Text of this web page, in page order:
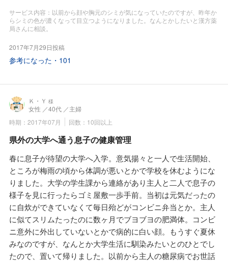
くので、1割負担で飲めています。首の周りに出来ていた小
さなイボが少しずつ消えて行っています。これはハトムギの
薏苡仁が効いているとの佐藤先生の説明。すみれ漢方施薬院
薬局さんでは保険が効く漢方薬は主治医の先生に相談してと
説明されています。毎朝、鏡を見るのが楽しみ。最近は相談
どです。
特に朝食は手抜き厳禁でした。
事なので簡単なものばかり。
朝は市販のパンにコーヒー・ベーコンエッグに生野菜。
のイーストフード・香料そしてプラスチックオイルのショー
トニングやマーガリンなどが添加されているから美肌と健康
を願うなら、手作りパンに味噌汁・糠漬け」と言われまし
た。
そしてパンは小麦、小麦は漢方的には粳米と異なり身体を冷
やす性質の食べ物だから、できたら米をたべるようにと。
美肌には冷えは大敵、そして快食・快眠・快便の実践が必要
とも。
私は40歳過ぎてから快食・快眠・快便の快眠と快便がだめに
なりました。
佐藤先生は肌と粘膜は表裏一体、美肌維持には快便が不可
欠。
便秘・軟便は体に『瘀血』がある証の一つとの事。
まずは活血化瘀(体内の瘀血(ヘドロ)を改善して血液循環を改
善する事)をする事、そして身体の血液を増やしながら血液循
サービス内容：以前から顔や胸元のシミが気になっていたのですが、昨年か
らシミの色が濃くなって目立つようになりました。なんとかしたいと漢方薬
局さんに相談。
2017年7月29日投稿
参考になった・ 101
Ｋ・Ｙ 様
女性 ／40代 ／主婦
時期：2017年07月
回数：10回以上
県外の大学へ通う息子の健康管理
春に息子が待望の大学へ入学。意気揚々と一人で生活開始、
ところが梅雨の頃から体調が悪いとかで学校を休むようにな
りました。大学の学生課から連絡があり主人と二人で息子の
様子を見に行ったらゴミ屋敷一歩手前。当初は元気だったの
に自炊ができていなくて毎日殆どがコンビニ弁当とか。主人
に似てスリムたったのに数ヶ月でブヨブヨの肥満体。コンビ
ニ意外に外出していないとかで病的に白い顔。もうすぐ夏休
みなのですが、なんとか大学生活に馴染みたいとのひとでし
たので、置いて帰りました。以前から主人の糖尿病でお世話